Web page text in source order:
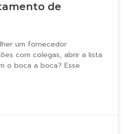
de
um fornecedor
com colegas, abrir a lista
o boca a boca? Esse